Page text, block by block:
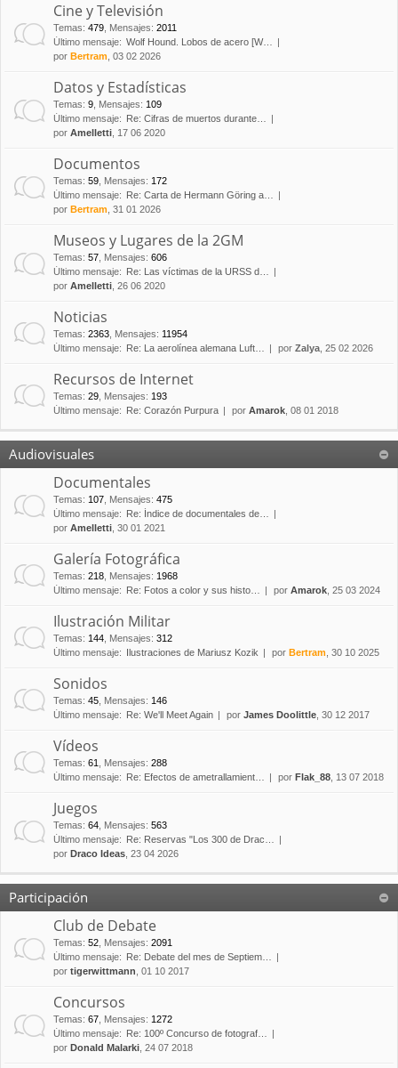
Cine y Televisión
Temas: 479 Mensajes: 2011
Último mensaje: Wolf Hound. Lobos de acero [W…
por Bertram , 03 02 2026
Datos y Estadísticas
Temas: 9 Mensajes: 109
Último mensaje:
Re: Cifras de muertos durante…
por Amelletti , 17 06 2020
Documentos
Temas: 59 Mensajes: 172
Último mensaje:
Re: Carta de Hermann Göring a…
por Bertram , 31 01 2026
Museos y Lugares de la 2GM
Temas: 57 Mensajes: 606
Último mensaje:
Re: Las víctimas de la URSS d…
por Amelletti , 26 06 2020
Noticias
Temas: 2363 Mensajes: 11954
Último mensaje:
Re: La aerolínea alemana Luft… por Zalya , 25 02 2026
Recursos de Internet
Temas: 29 Mensajes: 193
Último mensaje:
Re: Corazón Purpura por Amarok , 08 01 2018
Audiovisuales
Documentales
Temas: 107 Mensajes: 475
Último mensaje:
Re: Índice de documentales de…
por Amelletti , 30 01 2021
Galería Fotográfica
Temas: 218 Mensajes: 1968
Último mensaje:
Re: Fotos a color y sus histo… por Amarok , 25 03 2024
Ilustración Militar
Temas: 144 Mensajes: 312
Último mensaje:
Ilustraciones de Mariusz Kozik por Bertram , 30 10 2025
Sonidos
Temas: 45 Mensajes: 146
Último mensaje:
Re: We'll Meet Again por James Doolittle , 30 12 2017
Vídeos
Temas: 61 Mensajes: 288
Último mensaje:
Re: Efectos de ametrallamient… por Flak_88 , 13 07 2018
Juegos
Temas: 64 Mensajes: 563
Último mensaje:
Re: Reservas "Los 300 de Drac…
por Draco Ideas , 23 04 2026
Participación
Club de Debate
Temas: 52 Mensajes: 2091
Último mensaje:
Re: Debate del mes de Septiem…
por tigerwittmann , 01 10 2017
Concursos
Temas: 67 Mensajes: 1272
Último mensaje:
Re: 100º Concurso de fotograf…
por Donald Malarki , 24 07 2018